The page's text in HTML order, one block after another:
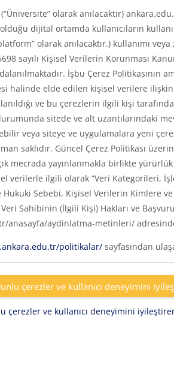
olarak anılacaktır)
dijital ortamda kullanıcıların
olarak anılacaktır.) kullanımı
sayılı Kişisel Verilerin Korunması
İşbu Çerez Politikasının
halinde elde edilen kişisel verilere
ve bu çerezlerin ilgili kişi
sitede ve alt uzantılarındaki
veya siteye ve uygulamalara yeni
saklıdır. Güncel Çerez Politikası
mecrada yayınlanmakla birlikte
verilerle ilgili olarak “Veri Kategorileri,
Hukuki Sebebi, Kişisel Verilerin Kimlere
Sahibinin (İlgili Kişi) Hakları ve
anasayfa/aydinlatma-metinleri/
politikalar/sayfasından
çerezler ve kullanıcı deneyimini
çerezler ve kullanıcı deneyimini